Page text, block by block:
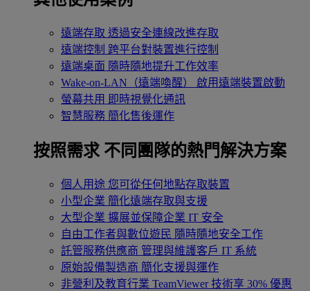
遠端存取 透過安全連線改進存取
遠端控制 跨平台對裝置進行控制
遠端桌面 隨時隨地提升工作效率
Wake-on-LAN（遠端喚醒）
啟用遠端裝置啟動
螢幕共用 即時視覺化通訊
智慧服務 簡化售後運作
按照需求 不同團隊的熱門解決方案
個人用途 您可從任何地點存取裝置
小型企業 簡化遠端存取與支援
大型企業 擴展並保障企業 IT 安全
自由工作者與數位遊民 隨時隨地安全工作
託管服務供應商 管理與維護客戶 IT 系統
原始設備製造商 簡化支援與運作
非營利及教育行業 TeamViewer 技術享 30% 優惠